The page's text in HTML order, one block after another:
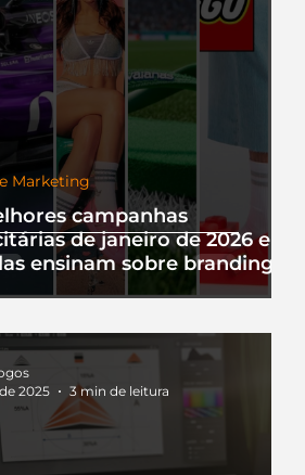
campanhas
de janeiro de 2026 e o
ensinam sobre branding
Marketing
2025
3 min de leitura